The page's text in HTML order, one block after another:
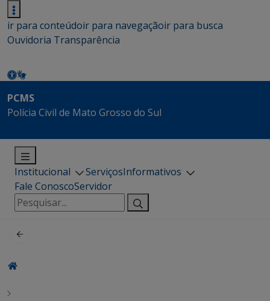
ir para conteúdoir para navegaçãoir para busca
Ouvidoria Transparência
PCMS
Polícia Civil de Mato Grosso do Sul
Institucional ServiçosInformativos
Fale ConoscoServidor
Pesquisar
por: